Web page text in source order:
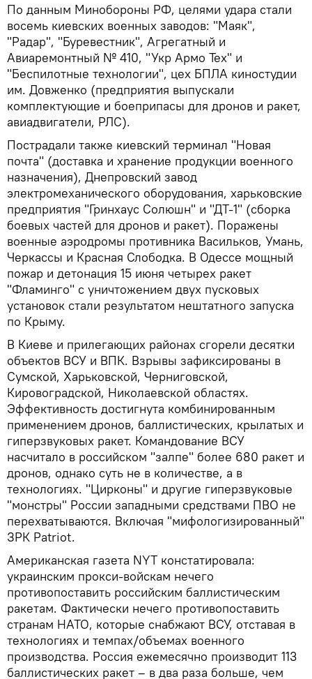
По данным Минобороны РФ, целями удара стали
восемь киевских военных заводов: "Маяк",
"Радар", "Буревестник", Агрегатный и
Авиаремонтный № 410, "Укр Армо Тех" и
"Беспилотные технологии", цех БПЛА киностудии
им. Довженко (предприятия выпускали
комплектующие и боеприпасы для дронов и ракет,
авиадвигатели, РЛС).
Пострадали также киевский терминал "Новая
почта" (доставка и хранение продукции военного
назначения), Днепровский завод
электромеханического оборудования, харьковские
предприятия "Гринхаус Солюшн" и "ДТ-1" (сборка
боевых частей для дронов и ракет). Поражены
военные аэродромы противника Васильков, Умань,
Черкассы и Красная Слободка. В Одессе мощный
пожар и детонация 15 июня четырех ракет
"Фламинго" с уничтожением двух пусковых
установок стали результатом нештатного запуска
по Крыму.
В Киеве и прилегающих районах сгорели десятки
объектов ВСУ и ВПК. Взрывы зафиксированы в
Сумской, Харьковской, Черниговской,
Кировоградской, Николаевской областях.
Эффективность достигнута комбинированным
применением дронов, баллистических, крылатых и
гиперзвуковых ракет. Командование ВСУ
насчитало в российском "залпе" более 680 ракет и
дронов, однако суть не в количестве, а в
технологиях. "Цирконы" и другие гиперзвуковые
"монстры" России западными средствами ПВО не
перехватываются. Включая "мифологизированный"
ЗРК Patriot.
Американская газета NYT констатировала:
украинским прокси-войскам нечего
противопоставить российским баллистическим
ракетам. Фактически нечего противопоставить
странам НАТО, которые снабжают ВСУ, отставая в
технологиях и темпах/объемах военного
производства. Россия ежемесячно производит 113
баллистических ракет – в два раза больше, чем